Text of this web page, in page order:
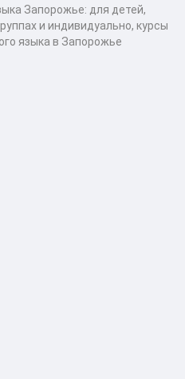
Запорожье: для детей,
и индивидуально, курсы
языка в Запорожье